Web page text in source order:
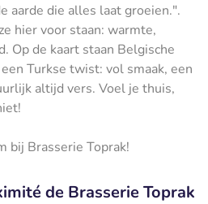
aarde die alles laat groeien.".
hier voor staan: warmte,
Op de kaart staan Belgische
Turkse twist: vol smaak, een
altijd vers. Voel je thuis,
bij Brasserie Toprak!
de Brasserie Toprak